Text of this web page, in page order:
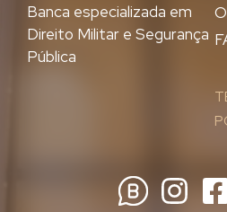
Banca especializada em
Direito Militar e Segurança
Pública